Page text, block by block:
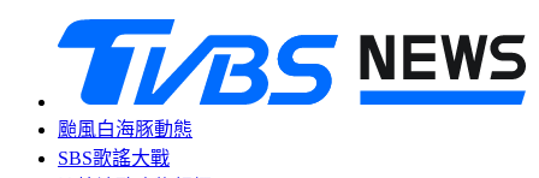
颱風白海豚動態
SBS歌謠大戰